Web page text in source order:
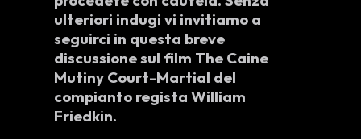
ulteriori indugi vi invitiamo a
seguirci in questa breve
discussione sul film The Caine
Mutiny Court-Martial del
compianto registaWilliam
Friedkin.